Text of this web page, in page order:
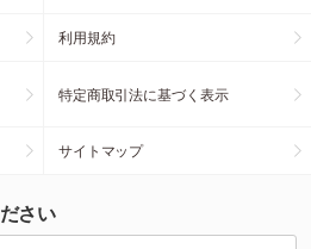
利用規約
特定商取引法に基づく表示
サイトマップ
さい